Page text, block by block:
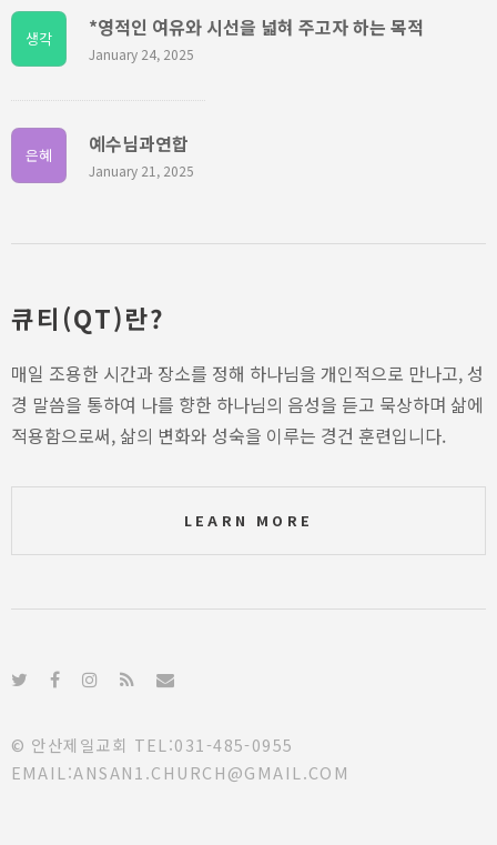
생각 *영적인 여유와 시선을 넓혀 주고자 하는 목적
January 24, 2025
은혜 예수님과연합
January 21, 2025
큐티(QT)란?
매일 조용한 시간과 장소를 정해 하나님을 개인적으로 만나고, 성
경 말씀을 통하여 나를 향한 하나님의 음성을 듣고 묵상하며 삶에
적용함으로써, 삶의 변화와 성숙을 이루는 경건 훈련입니다.
LEARN MORE
© 안산제일교회 TEL:031-485-0955
EMAIL:ANSAN1.CHURCH@GMAIL.COM